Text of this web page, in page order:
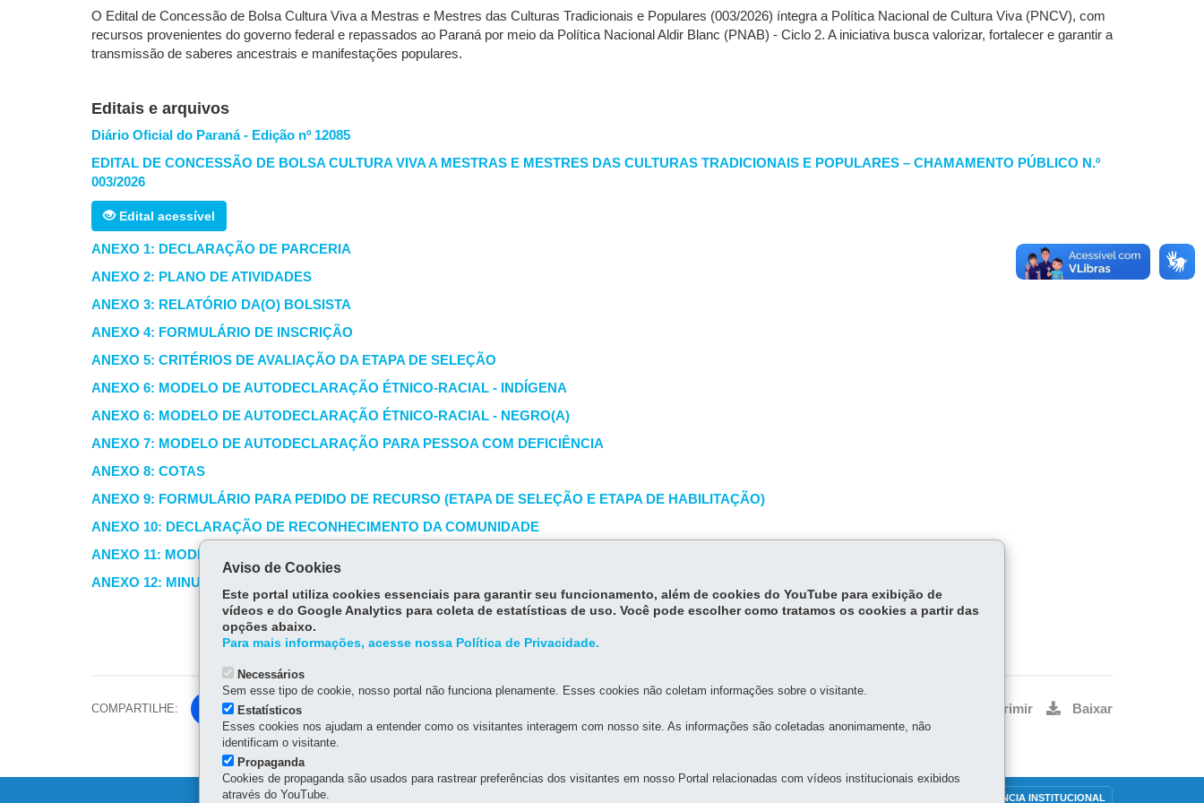
O Edital de Concessão de Bolsa Cultura Viva a Mestras e Mestres das Culturas Tradicionais e Populares (003/2026) íntegra a Política Nacional de Cultura Viva (PNCV), com
recursos provenientes do governo federal e repassados ao Paraná por meio da Política Nacional Aldir Blanc (PNAB) - Ciclo 2. A iniciativa busca valorizar, fortalecer e garantir a
transmissão de saberes ancestrais e manifestações populares.
Editais e arquivos
Diário Oficial do Paraná - Edição nº 12085
EDITAL DE CONCESSÃO DE BOLSA CULTURA VIVA A MESTRAS E MESTRES DAS CULTURAS TRADICIONAIS E POPULARES – CHAMAMENTO PÚBLICO N.º
003/2026
Edital acessível
ANEXO 1: DECLARAÇÃO DE PARCERIA
ANEXO 2: PLANO DE ATIVIDADES
ANEXO 3: RELATÓRIO DA(O) BOLSISTA
ANEXO 4: FORMULÁRIO DE INSCRIÇÃO
ANEXO 5: CRITÉRIOS DE AVALIAÇÃO DA ETAPA DE SELEÇÃO
ANEXO 6: MODELO DE AUTODECLARAÇÃO ÉTNICO-RACIAL - INDÍGENA
ANEXO 6: MODELO DE AUTODECLARAÇÃO ÉTNICO-RACIAL - NEGRO(A)
ANEXO 7: MODELO DE AUTODECLARAÇÃO PARA PESSOA COM DEFICIÊNCIA
ANEXO 8: COTAS
ANEXO 9: FORMULÁRIO PARA PEDIDO DE RECURSO (ETAPA DE SELEÇÃO E ETAPA DE HABILITAÇÃO)
ANEXO 10: DECLARAÇÃO DE RECONHECIMENTO DA COMUNIDADE
ANEXO 11: MODELO DE AUTODECLARAÇÃO DE RESIDÊNCIA E ATUAÇÃO CULTURAL PARA ESTRANGEIROS
ANEXO 12: MINUTA DO TERMO DE CONCESSÃO DE BOLSA CULTURA VIVA
COMPARTILHE:
Fa
ce
bo
ok
Tw
itt
er
Imprimir Baixar
TRANSPARÊNCIA INSTITUCIONAL
Aviso de Cookies
Este portal utiliza cookies essenciais para garantir seu funcionamento, além de cookies do YouTube para exibição de
vídeos e do Google Analytics para coleta de estatísticas de uso. Você pode escolher como tratamos os cookies a partir das
opções abaixo.
Para mais informações, acesse nossa Política de Privacidade.
Necessários
Sem esse tipo de cookie, nosso portal não funciona plenamente. Esses cookies não coletam informações sobre o visitante.
Estatísticos
Esses cookies nos ajudam a entender como os visitantes interagem com nosso site. As informações são coletadas anonimamente, não
identificam o visitante.
Propaganda
Cookies de propaganda são usados para rastrear preferências dos visitantes em nosso Portal relacionadas com vídeos institucionais exibidos
através do YouTube.